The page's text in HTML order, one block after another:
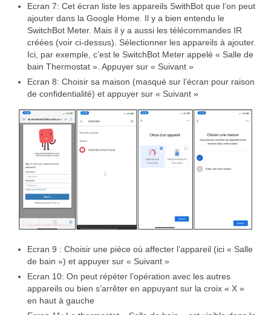
Ecran 7: Cet écran liste les appareils SwithBot que l’on peut
ajouter dans la Google Home. Il y a bien entendu le
SwitchBot Meter. Mais il y a aussi les télécommandes IR
créées (voir ci-dessus). Sélectionner les appareils à ajouter.
Ici, par exemple, c’est le SwitchBot Meter appelé « Salle de
bain Thermostat ». Appuyer sur « Suivant »
Ecran 8: Choisir sa maison (masqué sur l’écran pour raison
de confidentialité) et appuyer sur « Suivant »
Ecran 9 : Choisir une pièce où affecter l’appareil (ici « Salle
de bain ») et appuyer sur « Suivant »
Ecran 10: On peut répéter l’opération avec les autres
appareils ou bien s’arrêter en appuyant sur la croix « X »
en haut à gauche